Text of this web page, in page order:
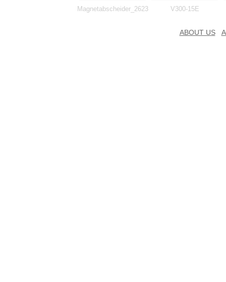
Magnetabscheider_2623 V300-15E
ABOUT US